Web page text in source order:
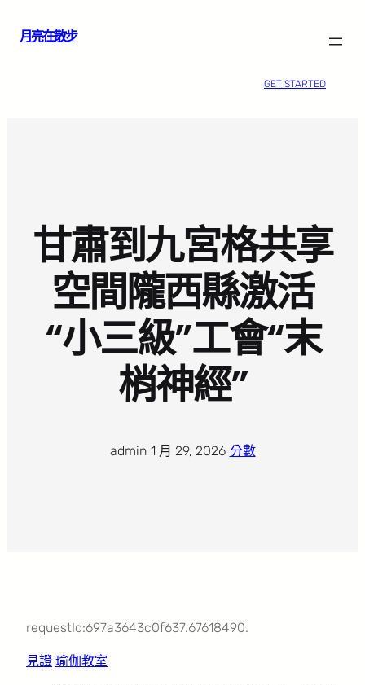
月亮在散步
GET STARTED
甘肅到九宮格共享
空間隴西縣激活
“小三級”工會“末
梢神經”
admin· 1 月 29, 2026· 分數
requestId:697a3643c0f637.67618490.
見證 瑜伽教室